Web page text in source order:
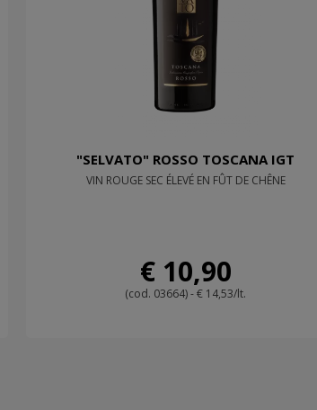
"SELVATO" ROSSO TOSCANA IGT
VIN ROUGE SEC ÉLEVÉ EN FÛT DE CHÊNE
€ 10,90
(cod. 03664) - € 14,53/lt.